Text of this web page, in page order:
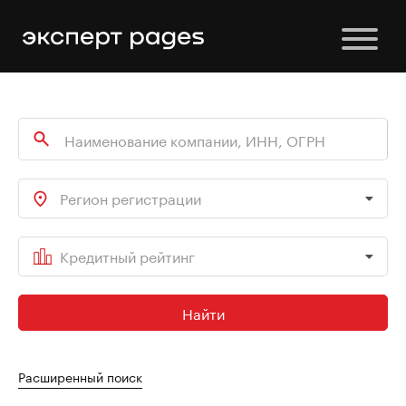
Регион регистрации
Кредитный рейтинг
Найти
Расширенный поиск